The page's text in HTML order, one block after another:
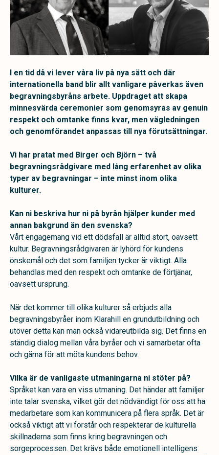
I en tid då vi lever våra liv på nya sätt och där
internationella band blir allt vanligare påverkas även
begravningsbyråns arbete. Uppdraget att skapa
minnesvärda ceremonier som genomsyras av genuin
respekt och omtanke finns kvar, men vägledningen
och genomförandet anpassas till nya förutsättningar.
Vi har pratat med Birger och Björn – två
begravningsrådgivare med lång erfarenhet av olika
typer av begravningar – inte minst inom olika
kulturer.
Kan ni beskriva hur ni på byrån hjälper kunder med
annan bakgrund än den svenska?
Vårt engagemang vid ett dödsfall är alltid stort, oavsett
kultur. Begravningsrådgivaren är lyhörd för kundens
önskemål och det som familjen tycker är viktigt. Alla
behandlas med den respekt och omtanke de förtjänar,
oavsett ursprung.
När det kommer till olika kulturer så erbjuds alla
begravningsbyråer inom Klarahill en grundutbildning och
utöver detta kan man också vidareutbilda sig. Det finns en
ständig dialog mellan våra byråer och vi samarbetar ofta
och gärna för att möta kundens behov.
Vilka är de vanligaste utmaningarna ni stöter på?
Språket kan vara en viss utmaning. Det händer att familjer
inte talar svenska, vilket gör det nödvändigt för oss att ha
medarbetare som kan kommunicera på flera språk. Det är
också viktigt att vi förstår och respekterar de kulturella
skillnaderna som finns kring begravningen och
sorgeprocessen. Det krävs både emotionell intelligens